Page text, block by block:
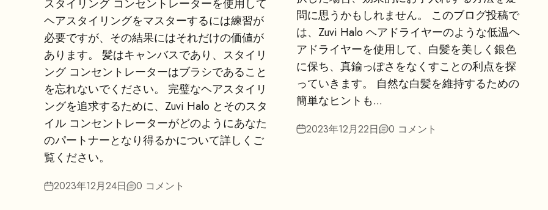
スタイリング コンセントレーターを使用して
ヘアスタイリングをマスターするには練習が
必要ですが、その結果にはそれだけの価値が
あります。 髪はキャンバスであり、スタイリ
ング コンセントレーターはブラシであること
を忘れないでください。 完璧なヘアスタイリ
ングを追求するために、Zuvi Halo とそのスタ
イル コンセントレーターがどのようにあなた
のパートナーとなり得るかについて詳しくご
覧ください。
2023年12月24日 0 コメント
問に思うかもしれません。 このブログ投稿で
は、Zuvi Halo ヘアドライヤーのような低温ヘ
アドライヤーを使用して、白髪を美しく銀色
に保ち、真鍮っぽさをなくすことの利点を探
っていきます。 自然な白髪を維持するための
簡単なヒントも...
2023年12月22日 0 コメント